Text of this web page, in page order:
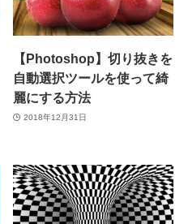
【Photoshop】切り抜きを
自動選択ツールを使って綺
麗にする方法
2018年12月31日